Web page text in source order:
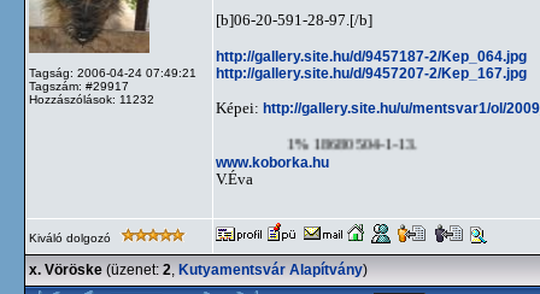
Tagság: 2006-04-24 07:49:21
Tagszám: #29917
Hozzászólások: 11232
[b]06-20-591-28-97.[/b]
http://gallery.site.hu/d/9457187-2/Kep_064.jpg
http://gallery.site.hu/d/9457207-2/Kep_167.jpg
Képei: http://gallery.site.hu/u/mentsvar1/ol/
1% 18680504-1-13.
www.koborka.hu
V.Éva
Kiváló dolgozó
x. Vöröske (üzenet: 2, Kutyamentsvár Alapítvány)